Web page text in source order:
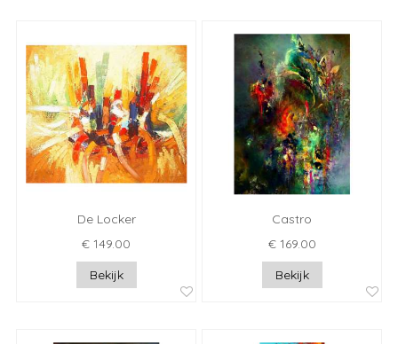
De Locker
€ 149.00
Bekijk
Castro
€ 169.00
Bekijk